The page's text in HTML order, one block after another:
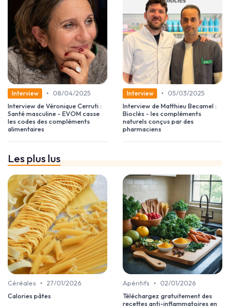
Interview •
08/04/2025
Interview de Véronique Cerruti :
Santé masculine - EVOM casse
les codes des compléments
alimentaires
Interview •
05/03/2025
Interview de Matthieu Becamel :
Bioclès - les compléments
naturels conçus par des
pharmaciens
Les plus lus
Céréales • 27/01/2026
Calories pâtes
Apéritifs •
02/01/2026
Téléchargez gratuitement des
recettes anti-inflammatoires en